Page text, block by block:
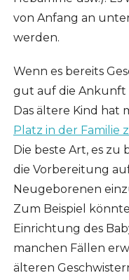
von Anfang an
werden.
Wenn es bereits
gut auf die Ankunft
Das ältere Kind hat
Platz in der Familie
Die beste Art, es zu
die Vorbereitung
Neugeborenen
Zum Beispiel
Einrichtung des
manchen Fällen
älteren